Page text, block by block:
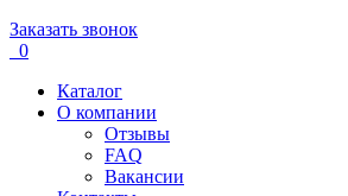
Заказать звонок
0
Каталог
О компании
Отзывы
FAQ
Вакансии